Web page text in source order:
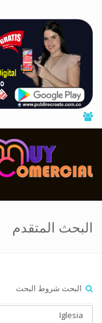
البحث المتقدم
البحث شروط البحث